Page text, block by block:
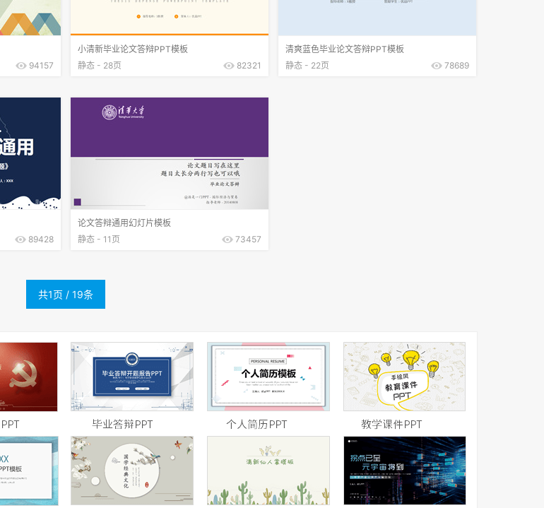
94157
小清新毕业论文答辩PPT模板
静态 - 28页
82321
清爽蓝色毕业论文答辩PPT模板
静态 - 22页
78689
89428
论文答辩通用幻灯片模板
静态 - 11页
73457
共1页 / 19条